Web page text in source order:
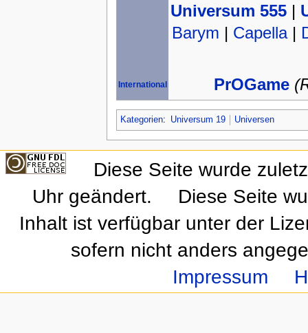
Universum 555 |
Barym | Capella|
International PrOGame
Kategorien: Universum 19 Universen
Diese Seite wurde
Uhr geändert.
Diese Seite
Inhalt ist verfügbar unter der
sofern nicht anders
Impressum